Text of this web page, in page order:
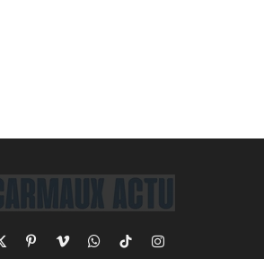
PinterestVimeoWhatsApp
TikTokInstagram